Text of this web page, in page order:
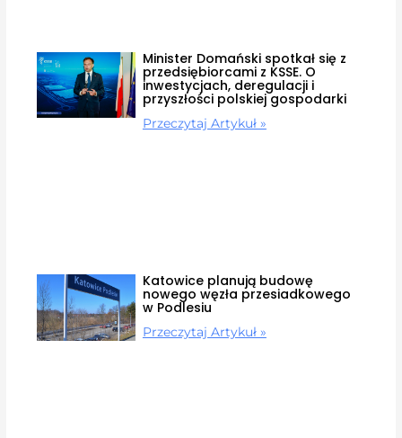
Minister Domański spotkał się z
przedsiębiorcami z KSSE. O
inwestycjach, deregulacji i
przyszłości polskiej gospodarki
Przeczytaj Artykuł »
Katowice planują budowę
nowego węzła przesiadkowego
w Podlesiu
Przeczytaj Artykuł »